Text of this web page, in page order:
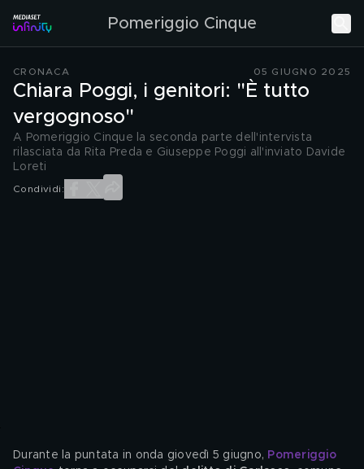
Pomeriggio Cinque
CRONACA 05 GIUGNO 2025
Chiara Poggi, i genitori: "È tutto
vergognoso"
A Pomeriggio Cinque la seconda parte dell'intervista
rilasciata da Rita Preda e Giuseppe Poggi all'inviato Davide
Loreti
Condividi:
Durante la puntata in onda giovedì 5 giugno, Pomeriggio